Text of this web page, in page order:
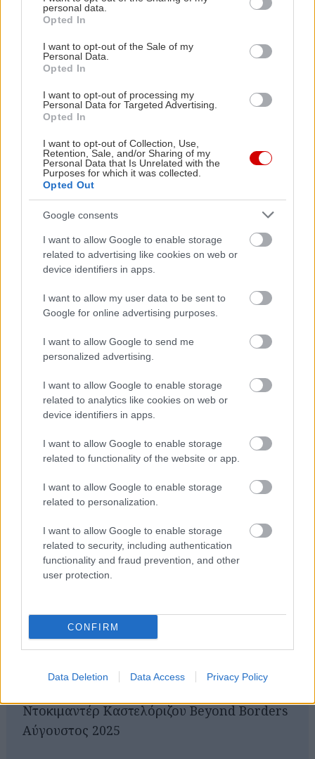
grant or deny consent to Google and its third-party tags to
use your data for below specified purposes in below Google
consent section.
personal data.
Opted In
I want to opt-out of the Sale of my
Personal Data.
Opted In
I want to opt-out of processing my
Personal Data for Targeted Advertising.
Opted In
I want to opt-out of Collection, Use,
Retention, Sale, and/or Sharing of my
Personal Data that Is Unrelated with the
Purposes for which it was collected.
Opted Out
Google consents
I want to allow Google to enable storage
related to advertising like cookies on web or
device identifiers in apps.
I want to allow my user data to be sent to
Google for online advertising purposes.
I want to allow Google to send me
personalized advertising.
I want to allow Google to enable storage
related to analytics like cookies on web or
device identifiers in apps.
I want to allow Google to enable storage
related to functionality of the website or app.
I want to allow Google to enable storage
related to personalization.
I want to allow Google to enable storage
related to security, including authentication
functionality and fraud prevention, and other
user protection.
CONFIRM
Data Deletion Data Access Privacy Policy
Δράμας 2022)
Μεγάλου μήκους:
“Prison Blues” του Δ. Ιγνατίάδη [2023]
(ντοκιμαντέρ)
“Skeleton Tree” του Χάρη Ζάλαβρα (Φεστιβάλ
“Ταξίδι στο τέλος του κόσμου” του Γιάννη Ανδριά
«Άκου ποιος μιλάει» του Θοδωρή Νιάρχου [2023]
«Έχω κάτι να πω» του Στράτου Τζίτζη [2023]
«Κυνήγι» του Χρήστου Πυθαρά [2024]
Όλες οι Ταινίες
ΤΑΙΝΊΕΣ (ΠΡΩΤΌΤΥΠΟΣ ΤΊΤΛΟΣ)
Όλες οι Αίθουσες
ΑΊΘΟΥΣΕΣ (ΑΛΦΑΒΗΤΙΚΆ)
INFO
ΝΤΟΚΙΜΑΝΤΕΡ “BETWEEN A ROCK AND A
HARD PLACE”
του Θάνου Λυμπερόπουλου
Ντοκιμαντέρ Καστελόριζου Beyond Borders
Αύγουστος 2025